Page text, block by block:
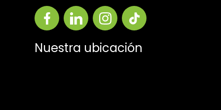
Nuestra ubicación